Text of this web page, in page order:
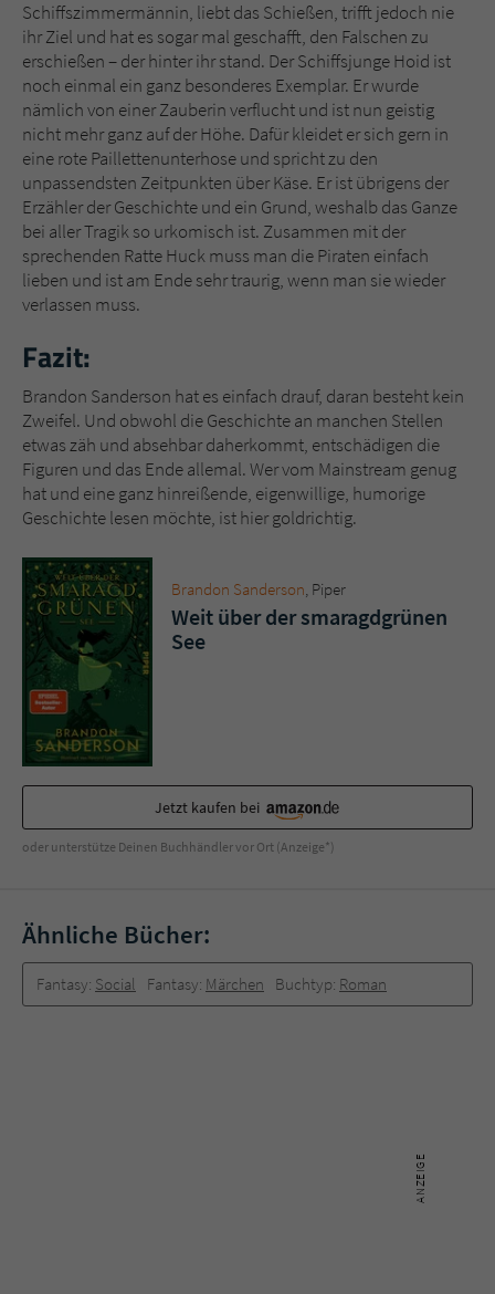
Schiffszimmermännin, liebt das Schießen, trifft jedoch nie
ihr Ziel und hat es sogar mal geschafft, den Falschen zu
erschießen – der hinter ihr stand. Der Schiffsjunge Hoid ist
noch einmal ein ganz besonderes Exemplar. Er wurde
nämlich von einer Zauberin verflucht und ist nun geistig
nicht mehr ganz auf der Höhe. Dafür kleidet er sich gern in
eine rote Paillettenunterhose und spricht zu den
unpassendsten Zeitpunkten über Käse. Er ist übrigens der
Erzähler der Geschichte und ein Grund, weshalb das Ganze
bei aller Tragik so urkomisch ist. Zusammen mit der
sprechenden Ratte Huck muss man die Piraten einfach
lieben und ist am Ende sehr traurig, wenn man sie wieder
verlassen muss.
Fazit:
Brandon Sanderson hat es einfach drauf, daran besteht kein
Zweifel. Und obwohl die Geschichte an manchen Stellen
etwas zäh und absehbar daherkommt, entschädigen die
Figuren und das Ende allemal. Wer vom Mainstream genug
hat und eine ganz hinreißende, eigenwillige, humorige
Geschichte lesen möchte, ist hier goldrichtig.
Brandon Sanderson, Piper
Weit über der smaragdgrünen
See
Jetzt kaufen bei
oder unterstütze Deinen Buchhändler vor Ort (Anzeige*)
Ähnliche Bücher:
Fantasy: Social Fantasy: Märchen Buchtyp: Roman